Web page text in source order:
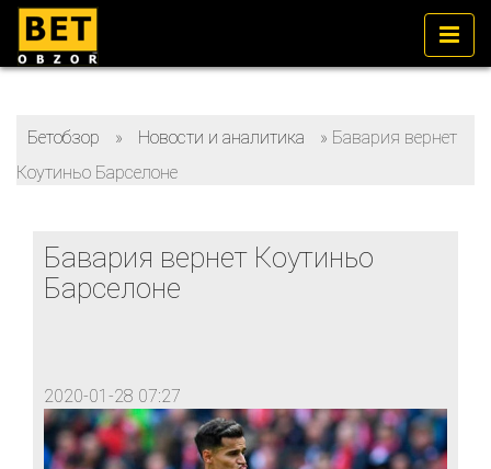
Бетобзор » Новости и аналитика » Бавария вернет
Коутиньо Барселоне
Бавария вернет Коутиньо
Барселоне
2020-01-28 07:27